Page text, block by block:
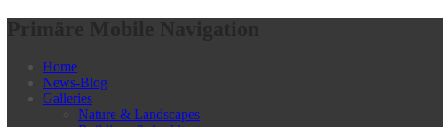
Home
News-Blog
Galleries
Nature & Landscapes